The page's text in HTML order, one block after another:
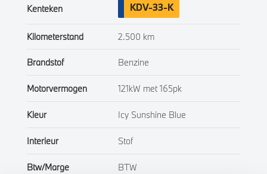
Kenteken KDV-33-K
Kilometerstand 2.500 km
Brandstof Benzine
Motorvermogen 121kW met 165pk
Kleur Icy Sunshine Blue
Interieur Stof
Btw/Marge BTW